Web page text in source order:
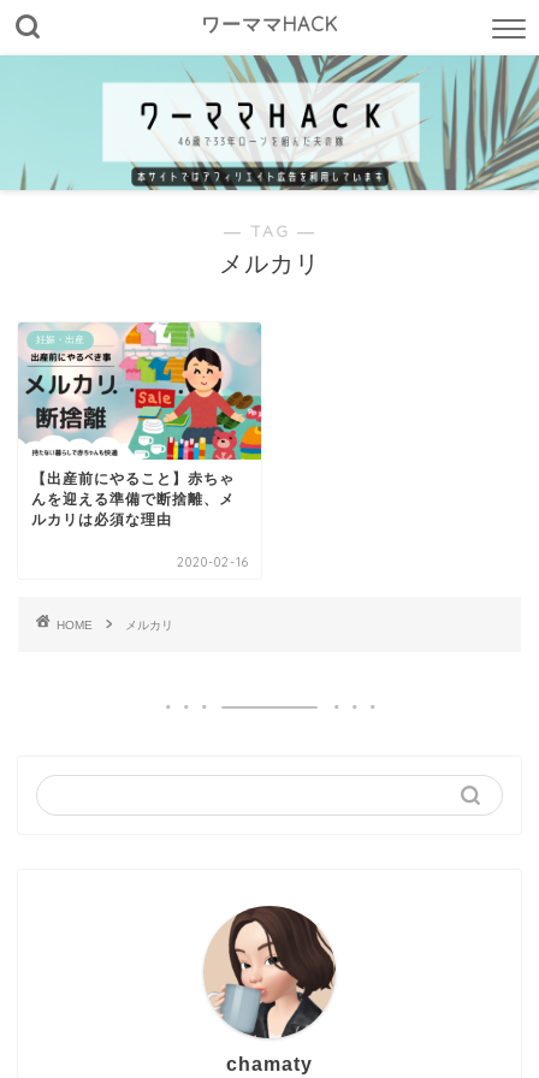
ワーママHACK
― TAG ―
メルカリ
妊娠・出産
【出産前にやること】赤ちゃ
んを迎える準備で断捨離、メ
ルカリは必須な理由
2020-02-16
HOME メルカリ
chamaty